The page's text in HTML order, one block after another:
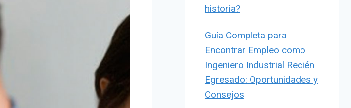
historia?
Guía Completa para
Encontrar Empleo como
Ingeniero Industrial Recién
Egresado: Oportunidades y
Consejos